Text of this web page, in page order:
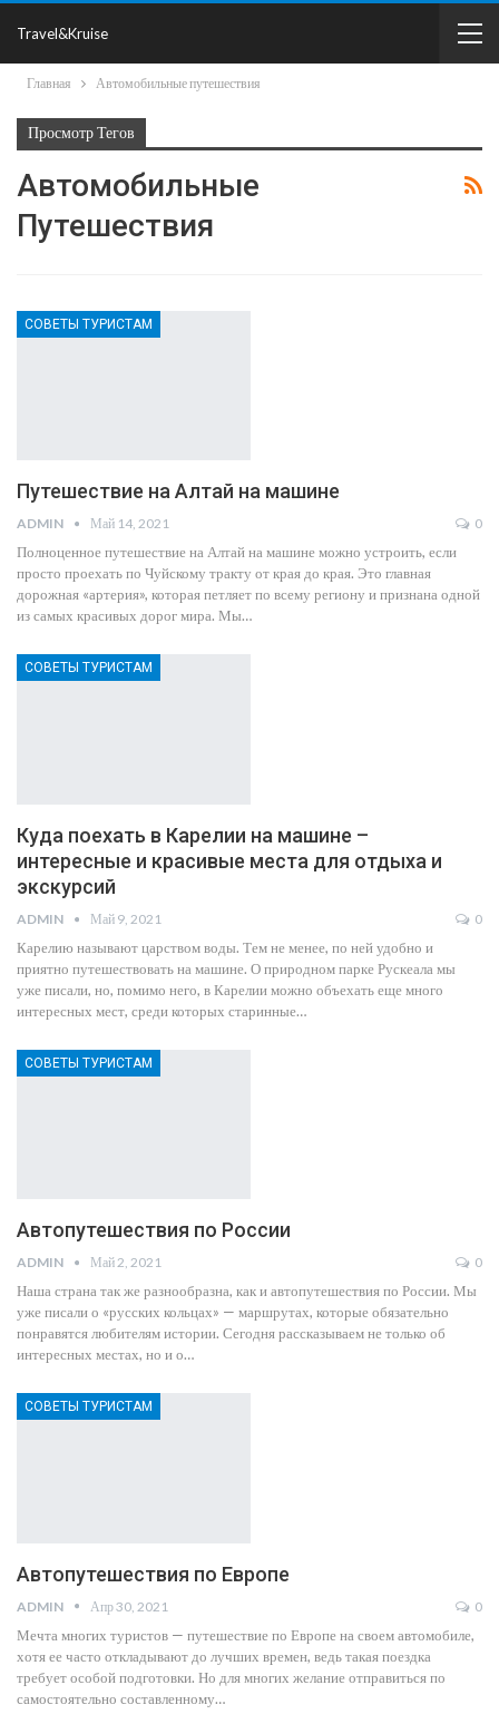
Travel&Kruise
Главная Автомобильные путешествия
Просмотр Тегов
Автомобильные
Путешествия
СОВЕТЫ ТУРИСТАМ
Путешествие на Алтай на машине
ADMIN Май 14, 2021 0
Полноценное путешествие на Алтай на машине можно устроить, если
просто проехать по Чуйскому тракту от края до края. Это главная
дорожная «артерия», которая петляет по всему региону и признана одной
из самых красивых дорог мира. Мы…
СОВЕТЫ ТУРИСТАМ
Куда поехать в Карелии на машине –
интересные и красивые места для отдыха и
экскурсий
ADMIN Май 9, 2021 0
Карелию называют царством воды. Тем не менее, по ней удобно и
приятно путешествовать на машине. О природном парке Рускеала мы
уже писали, но, помимо него, в Карелии можно объехать еще много
интересных мест, среди которых старинные…
СОВЕТЫ ТУРИСТАМ
Автопутешествия по России
ADMIN Май 2, 2021 0
Наша страна так же разнообразна, как и автопутешествия по России. Мы
уже писали о «русских кольцах» — маршрутах, которые обязательно
понравятся любителям истории. Сегодня рассказываем не только об
интересных местах, но и о…
СОВЕТЫ ТУРИСТАМ
Автопутешествия по Европе
ADMIN Апр 30, 2021 0
Мечта многих туристов — путешествие по Европе на своем автомобиле,
хотя ее часто откладывают до лучших времен, ведь такая поездка
требует особой подготовки. Но для многих желание отправиться по
самостоятельно составленному…